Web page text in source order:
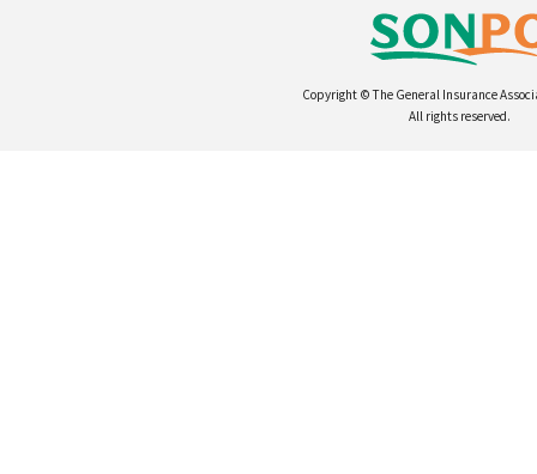
Copyright © The General Insurance
All rights reserved.